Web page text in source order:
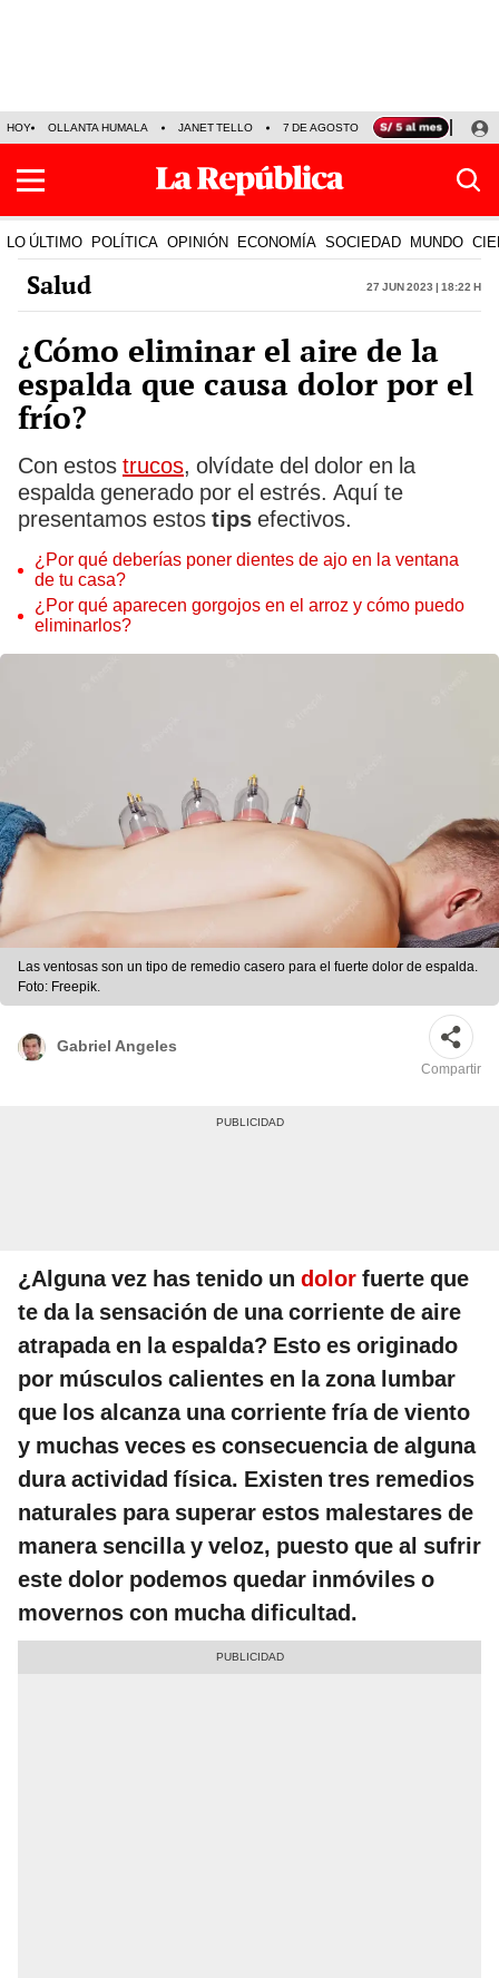
HOY OLLANTA HUMALA JANET TELLO 7 DE AGOSTO TINKA RESULTADOS
LO ÚLTIMO POLÍTICA OPINIÓN ECONOMÍA SOCIEDAD MUNDO
Salud 27 Jun 2023 | 18:22 h
¿Cómo eliminar el aire de la
espalda que causa dolor por el
frío?
Con estos trucos, olvídate del dolor en la
espalda generado por el estrés. Aquí te
presentamos estos tips efectivos.
¿Por qué deberías poner dientes de ajo en la ventana
de tu casa?
¿Por qué aparecen gorgojos en el arroz y cómo puedo
eliminarlos?
Las ventosas son un tipo de remedio casero para el fuerte dolor de espalda.
Foto: Freepik.
Gabriel Angeles
Compartir
¿Alguna vez has tenido un dolor fuerte que
te da la sensación de una corriente de aire
atrapada en la espalda? Esto es originado
por músculos calientes en la zona lumbar
que los alcanza una corriente fría de viento
y muchas veces es consecuencia de alguna
dura actividad física. Existen tres remedios
naturales para superar estos malestares de
manera sencilla y veloz, puesto que al sufrir
este dolor podemos quedar inmóviles o
movernos con mucha dificultad.